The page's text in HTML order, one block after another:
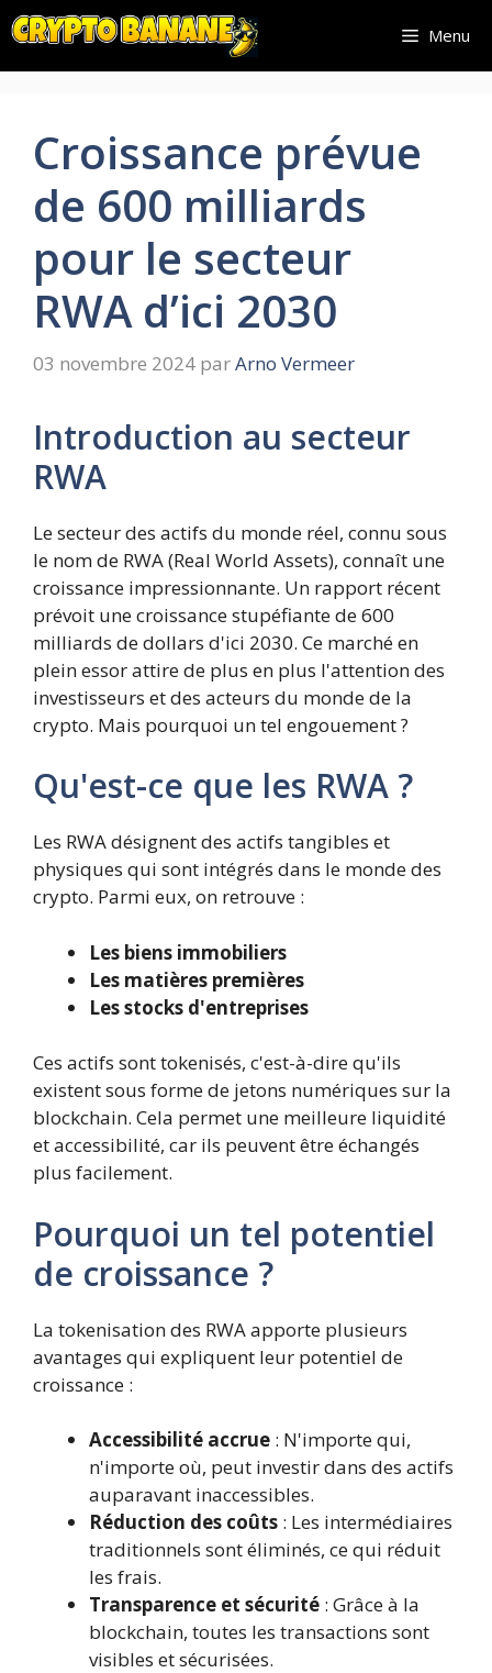
Aller
au
contenu
Menu
Croissance prévue
de 600 milliards
pour le secteur
RWA d’ici 2030
03 novembre 2024 parArno Vermeer
Introduction au secteur
RWA
Le secteur des actifs du monde réel, connu sous
le nom de RWA (Real World Assets), connaît une
croissance impressionnante. Un rapport récent
prévoit une croissance stupéfiante de 600
milliards de dollars d'ici 2030. Ce marché en
plein essor attire de plus en plus l'attention des
investisseurs et des acteurs du monde de la
crypto. Mais pourquoi un tel engouement ?
Qu'est-ce que les RWA ?
Les RWA désignent des actifs tangibles et
physiques qui sont intégrés dans le monde des
crypto. Parmi eux, on retrouve :
Les biens immobiliers
Les matières premières
Les stocks d'entreprises
Ces actifs sont tokenisés, c'est-à-dire qu'ils
existent sous forme de jetons numériques sur la
blockchain. Cela permet une meilleure liquidité
et accessibilité, car ils peuvent être échangés
plus facilement.
Pourquoi un tel potentiel
de croissance ?
La tokenisation des RWA apporte plusieurs
avantages qui expliquent leur potentiel de
croissance :
Accessibilité accrue : N'importe qui,
n'importe où, peut investir dans des actifs
auparavant inaccessibles.
Réduction des coûts : Les intermédiaires
traditionnels sont éliminés, ce qui réduit
les frais.
Transparence et sécurité : Grâce à la
blockchain, toutes les transactions sont
visibles et sécurisées.